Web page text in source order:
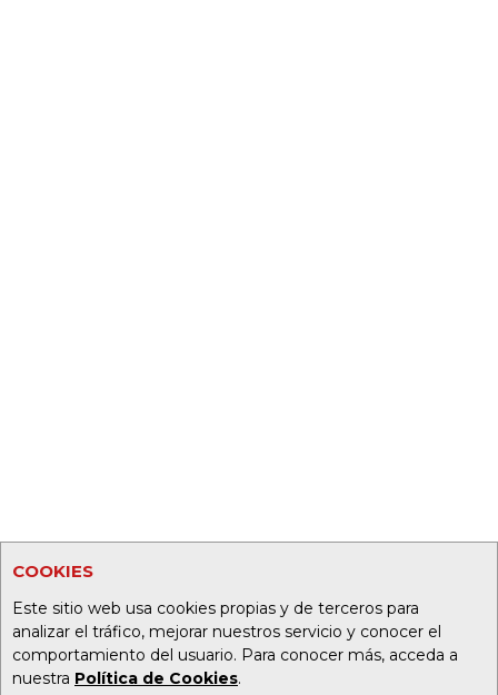
COOKIES
Este sitio web usa cookies propias y de terceros para
analizar el tráfico, mejorar nuestros servicio y conocer el
comportamiento del usuario. Para conocer más, acceda a
nuestra Política de Cookies.